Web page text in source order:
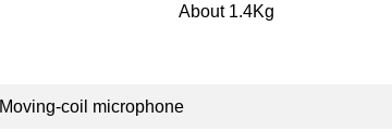
About 1.4Kg
Moving-coil microphone